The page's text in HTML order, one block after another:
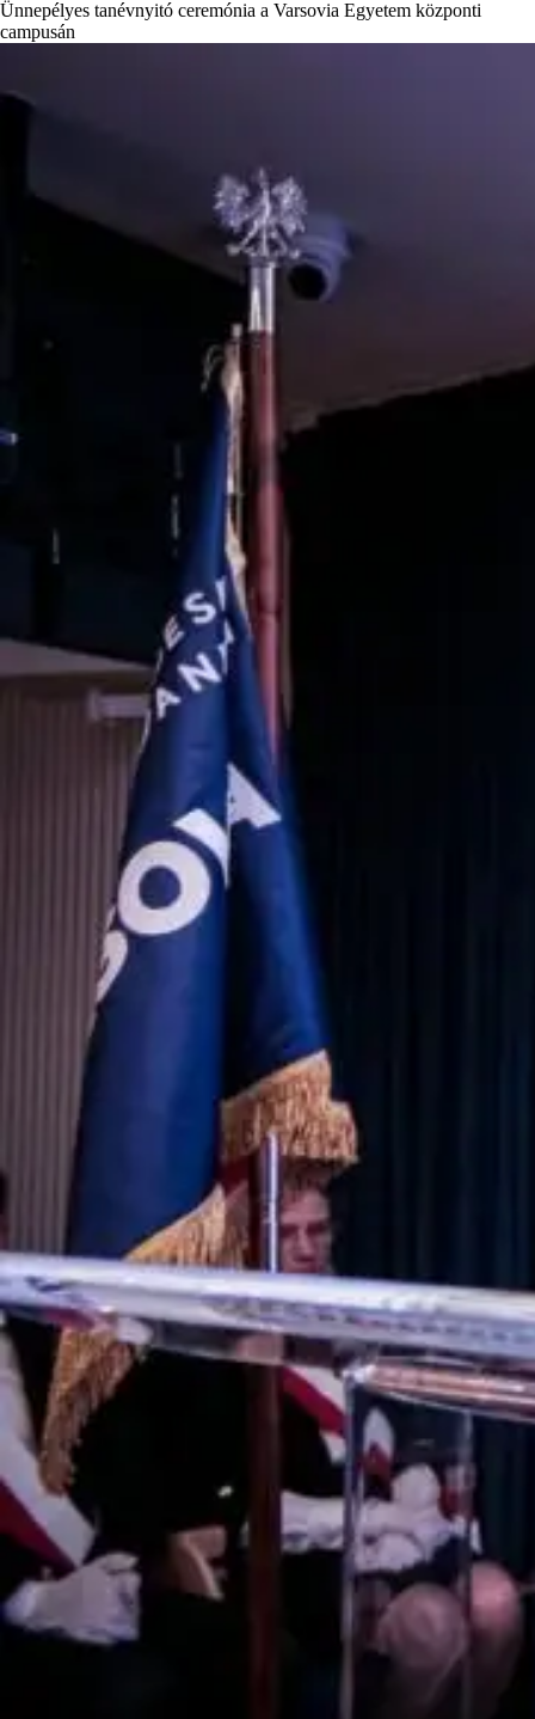
Ünnepélyes tanévnyitó ceremónia a Varsovia Egyetem központi
campusán